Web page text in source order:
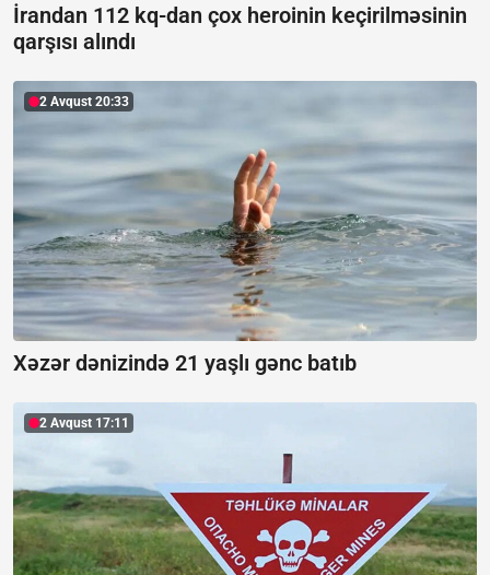
İrandan 112 kq-dan çox heroinin keçirilməsinin
qarşısı alındı
2 Avqust 20:33
Xəzər dənizində 21 yaşlı gənc batıb
2 Avqust 17:11